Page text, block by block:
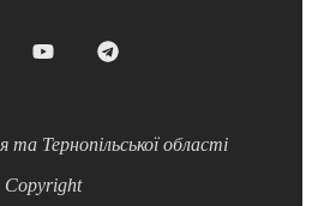
та Тернопільської області
Copyright